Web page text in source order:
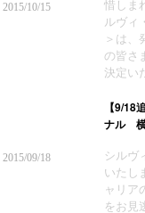
2015/10/15
惜しま
ルヴィ
＞は、
の皆さ
決定い
2015/09/18
【9/
ナル 横
シルヴ
いたし
ャリア
をお見